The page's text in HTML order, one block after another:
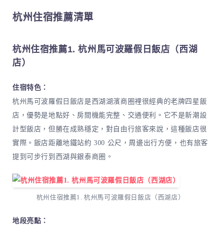
杭州住宿推薦清單
杭州住宿推薦1. 杭州馬可波羅假日飯店（西湖
店）
住宿特色：
杭州馬可波羅假日飯店是西湖湖濱商圈裡很經典的老牌四星飯
店，優勢是地點好、房間機能完整、交通便利。它不是新潮設
計型飯店，但勝在成熟穩定，對自由行旅客來說，這種飯店很
實際。飯店距離地鐵站約 300 公尺，周邊出行方便，也有旅客
提到可步行到西湖與銀泰商圈。
杭州住宿推薦1. 杭州馬可波羅假日飯店（西湖店）
地段亮點：